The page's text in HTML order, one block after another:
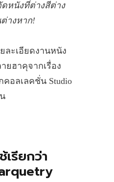
หนังที่ต่างสีต่าง
างหาก!
ละเอียดงานหนัง
ยฮาคุจากเรื่อง
คอลเลคชั่น Studio
เรียกว่า